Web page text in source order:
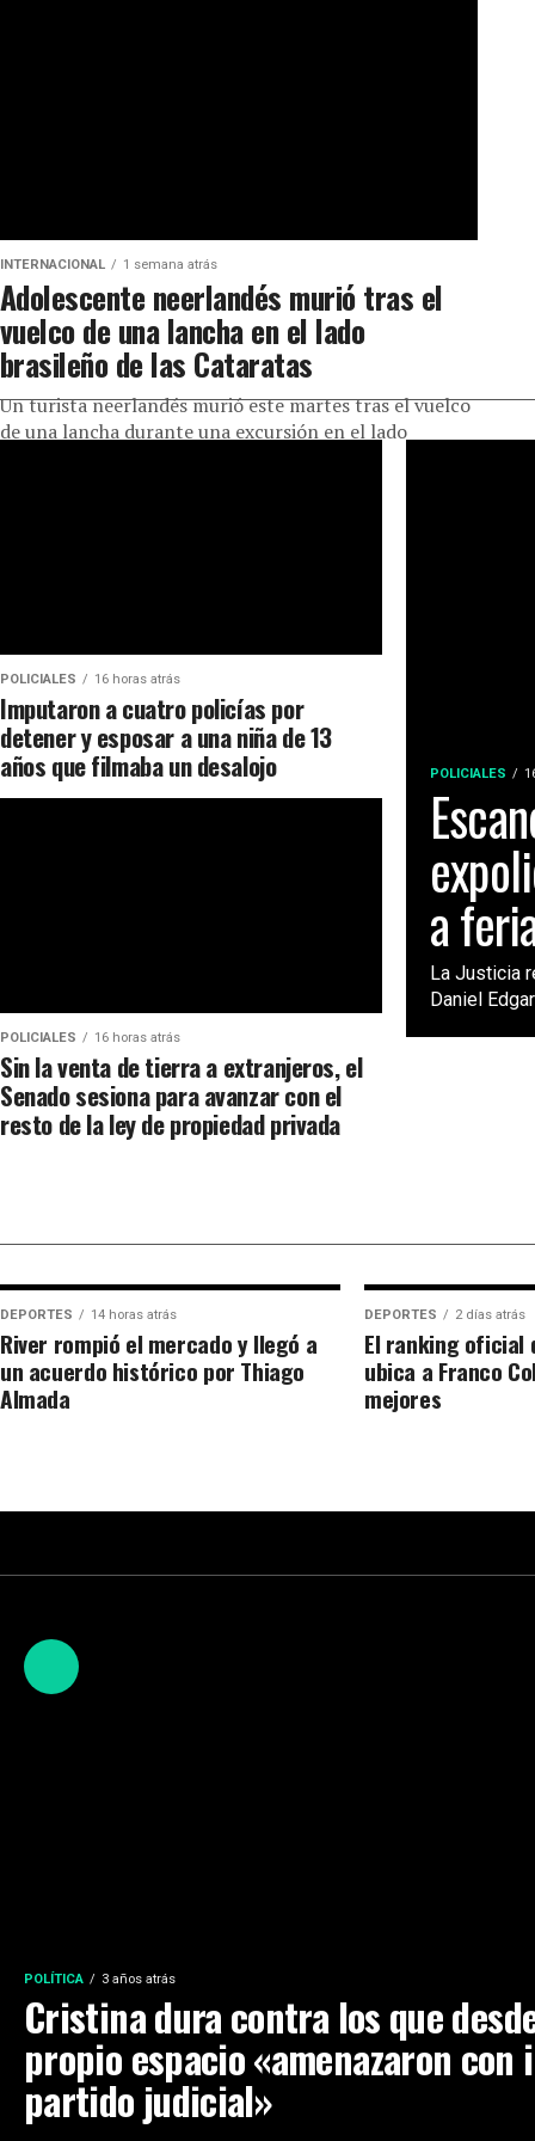
INTERNACIONAL 1 semana atrás
Adolescente neerlandés murió tras el
vuelco de una lancha en el lado
brasileño de las Cataratas
Un turista neerlandés murió este martes tras el vuelco
de una lancha durante una excursión en el lado
POLICIALES
a
La Justicia
Daniel
POLICIALES 16 horas atrás
Imputaron a cuatro policías por
detener y esposar a una niña de 13
años que filmaba un desalojo
POLICIALES 16 horas atrás
Sin la venta de tierra a extranjeros, el
Senado sesiona para avanzar con el
resto de la ley de propiedad privada
DEPORTES 14 horas atrás
River rompió el mercado y llegó a
un acuerdo histórico por Thiago
Almada
DEPORTES 2 días atrás
El ranking oficial
ubica a Franco
mejores
POLÍTICA 3 años atrás
Cristina dura contra los que
propio espacio «amenazaron con
partido judicial»